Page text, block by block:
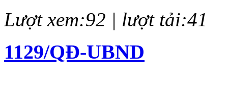
Lượt xem:92 | lượt tải:41
1129/QĐ-UBND